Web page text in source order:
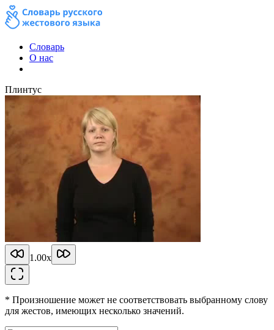
Словарь
О нас
Плинтус
1.00x
* Произношение может не соответствовать выбранному слову
для жестов, имеющих несколько значений.